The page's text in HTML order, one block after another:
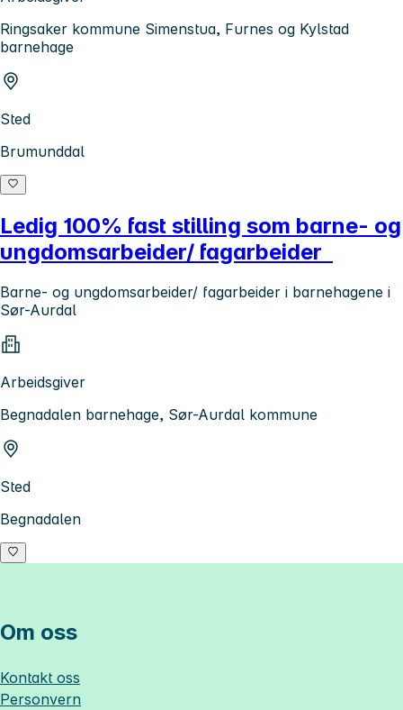
Ringsaker kommune Simenstua, Furnes og Kylstad
barnehage
Sted
Brumunddal
Ledig 100% fast stilling som barne- og
ungdomsarbeider/ fagarbeider
Barne- og ungdomsarbeider/ fagarbeider i barnehagene i
Sør-Aurdal
Arbeidsgiver
Begnadalen barnehage, Sør-Aurdal kommune
Sted
Begnadalen
Om oss
Kontakt oss
Personvern